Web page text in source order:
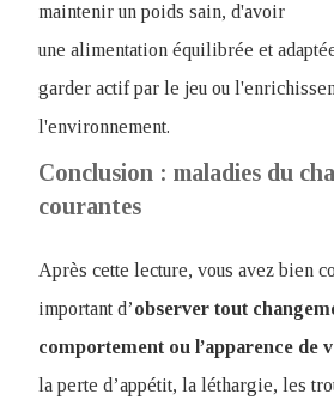
maintenir un poids sain, d'avoir
une alimentation équilibrée et
garder actif par le jeu ou
l'environnement.
Conclusion : maladies du
courantes
Après cette lecture, vous avez bien
important d’observer tout
comportement ou l’apparence de
la perte d’appétit, la léthargie, les